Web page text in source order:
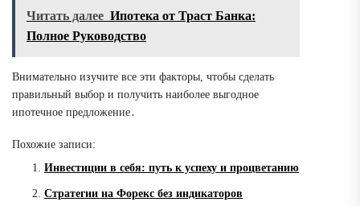
Читать далее Ипотека от Траст Банка:
Полное Руководство
Внимательно изучите все эти факторы, чтобы сделать
правильный выбор и получить наиболее выгодное
ипотечное предложение․
Похожие записи:
Инвестиции в себя: путь к успеху и процветанию
Стратегии на Форекс без индикаторов